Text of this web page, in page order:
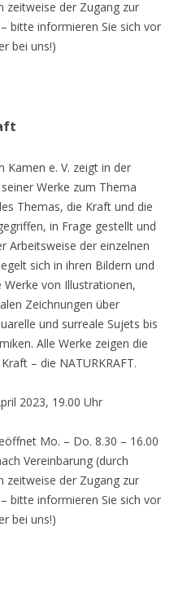
zeitweise der Zugang zur
bitte informieren Sie sich vor
bei uns!)
Kamen e. V. zeigt in der
Werke zum Thema
Themas, die Kraft und die
in Frage gestellt und
Arbeitsweise der einzelnen
sich in ihren Bildern und
Werke von Illustrationen,
Zeichnungen über
und surreale Sujets bis
Alle Werke zeigen die
– die NATURKRAFT.
2023, 19.00 Uhr
Mo. – Do. 8.30 – 16.00
Vereinbarung (durch
zeitweise der Zugang zur
bitte informieren Sie sich vor
bei uns!)